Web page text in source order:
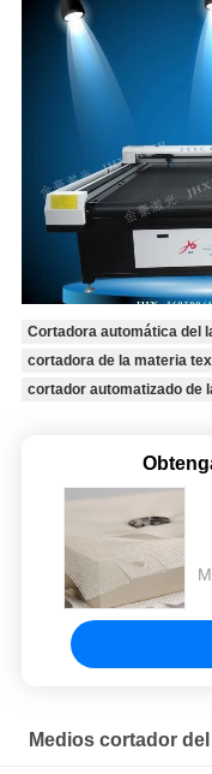
Cortadora automática del
cortadora de la materia
cortador automatizado de
Medios cortador